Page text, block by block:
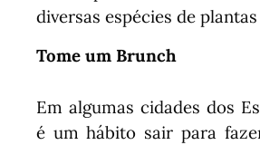
diversas espécies de
Tome um Brunch
Em algumas cidades dos
é um hábito sair para